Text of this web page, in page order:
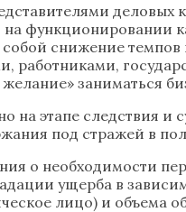
на функционировании
собой снижение
работниками,
заниматься
на этапе следствия
под стражей в
о необходимости
ущерба в
лицо) и объема